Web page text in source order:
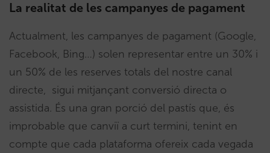
La realitat de les campanyes de pagament
Actualment, les campanyes de pagament (Google,
Facebook, Bing…) solen representar entre un 30% i
un 50% de les reserves totals del nostre canal
directe, sigui mitjançant conversió directa o
assistida. És una gran porció del pastís que, és
improbable que canviï a curt termini, tenint en
compte que cada plataforma ofereix cada vegada